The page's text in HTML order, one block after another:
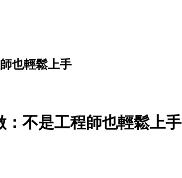
也輕鬆上手
：不是工程師也輕鬆上手